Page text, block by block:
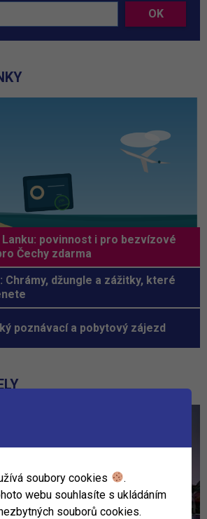
OK
Lanku: povinnost i pro bezvízové
Čechy zdarma
Chrámy, džungle a zážitky, které
poznávací a pobytový zájezd
soubory cookies
.
webu souhlasíte s ukládáním
souborů cookies.